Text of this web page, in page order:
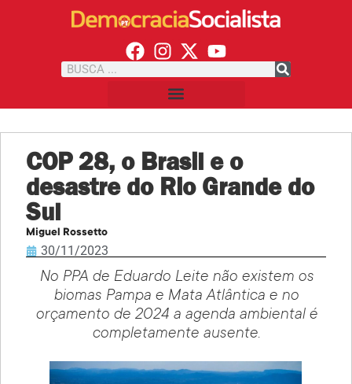
COP 28, o Brasil e o
desastre do Rio Grande do
Sul
Miguel Rossetto
30/11/2023
No PPA de Eduardo Leite não existem os
biomas Pampa e Mata Atlântica e no
orçamento de 2024 a agenda ambiental é
completamente ausente.